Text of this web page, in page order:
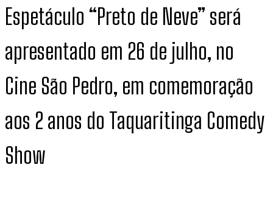
Espetáculo “Preto de Neve” será
apresentado em 26 de julho, no
Cine São Pedro, em comemoração
aos 2 anos do Taquaritinga Comedy
Show